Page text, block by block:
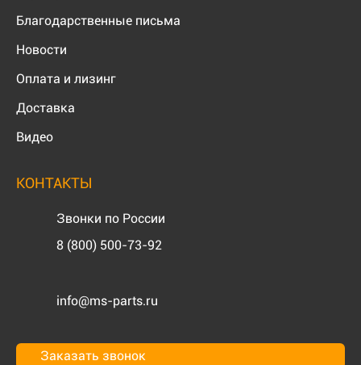
Благодарственные письма
Новости
Оплата и лизинг
Доставка
Видео
КОНТАКТЫ
Звонки по России
8 (800) 500-73-92
info@ms-parts.ru
Заказать звонок